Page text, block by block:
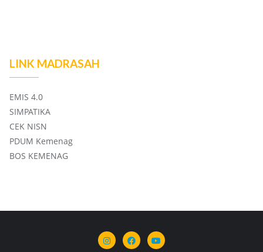
LINK MADRASAH
EMIS 4.0
SIMPATIKA
CEK NISN
PDUM Kemenag
BOS KEMENAG